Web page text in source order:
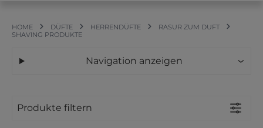
HOME DÜFTE HERRENDÜFTE
RASUR ZUM DUFT
SHAVING PRODUKTE
Navigation anzeigen
Produkte filtern